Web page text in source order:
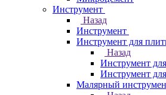
Инструмент
Назад
Инструмент
Инструмент для
Назад
Инструмент
Инструмент
Малярный